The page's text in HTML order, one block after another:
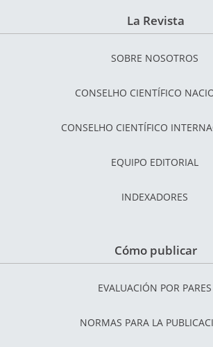
La Revista
SOBRE NOSOTROS
CONSELHO CIENTÍFICO
CONSELHO CIENTÍFICO
EQUIPO EDITORIAL
INDEXADORES
Cómo publicar
EVALUACIÓN POR PARES
NORMAS PARA LA